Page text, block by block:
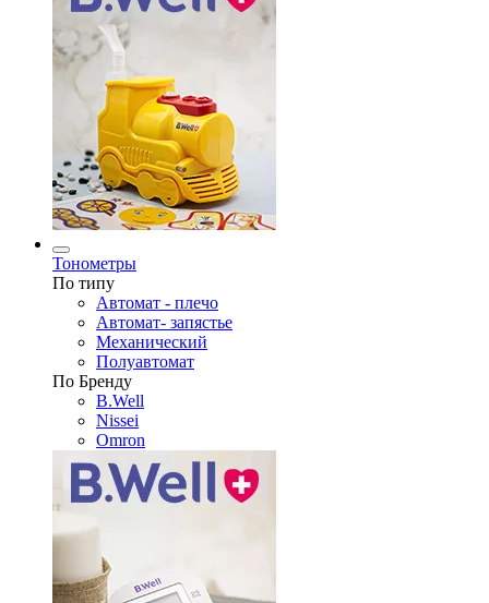
Тонометры
По типу
Автомат - плечо
Автомат- запястье
Механический
Полуавтомат
По Бренду
B.Well
Nissei
Omron